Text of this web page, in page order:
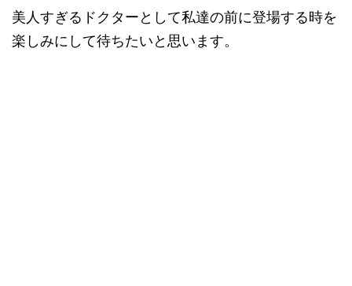
美人すぎるドクターとして私達の前に登場する時を
楽しみにして待ちたいと思います。